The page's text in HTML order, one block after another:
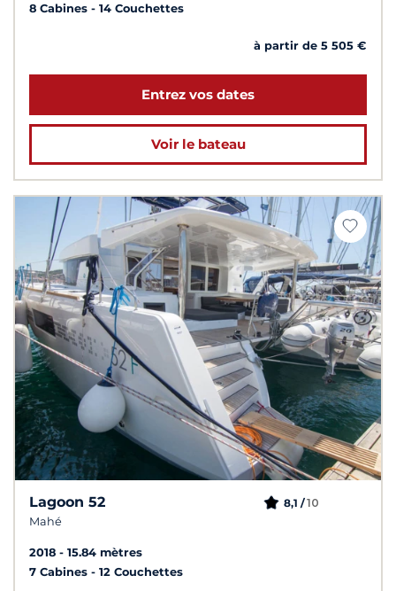
8 Cabines
14 Couchettes
à partir de 5 505 €
Entrez vos dates
Voir le bateau
Lagoon 52
Mahé
8,1 /10
2018
15.84 mètres
7 Cabines
12 Couchettes